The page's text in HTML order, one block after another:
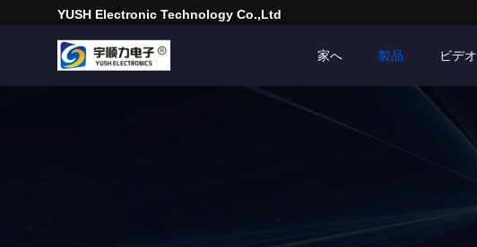
YUSH Electronic Technology Co.,Ltd
家へ 製品 ビデオ